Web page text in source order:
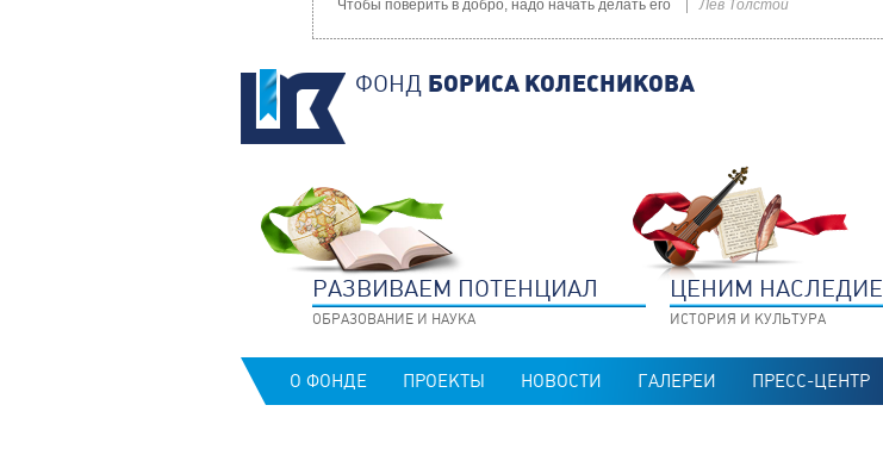
Чтобы поверить в добро, надо начать делать его Лев Толстой
ФОНД БОРИСА КОЛЕСНИКОВА
РАЗВИВАЕМ ПОТЕНЦИАЛ
ОБРАЗОВАНИЕ И НАУКА
ЦЕНИМ НАСЛЕДИЕ
ИСТОРИЯ И КУЛЬТУРА
О ФОНДЕ ПРОЕКТЫ НОВОСТИ ГАЛЕРЕИ ПРЕСС-ЦЕНТР